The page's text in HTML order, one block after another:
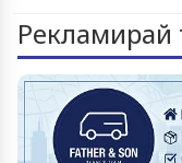
Рекламирай